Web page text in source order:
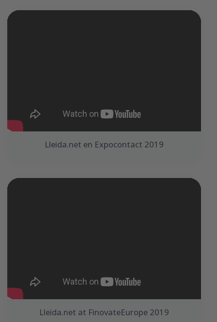
Lleida.net en Expocontact 2019
Lleida.net at FinovateEurope 2019